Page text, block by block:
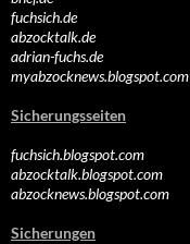
fuchsich.de
abzocktalk.de
adrian-fuchs.de
myabzocknews.blogspot.com
Sicherungsseiten
fuchsich.blogspot.com
abzocktalk.blogspot.com
abzocknews.blogspot.com
Sicherungen